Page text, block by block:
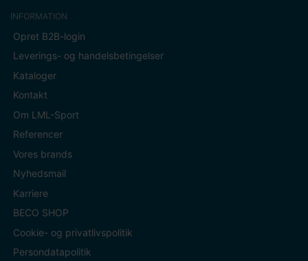
INFORMATION
Opret B2B-login
Leverings- og handelsbetingelser
Kataloger
Kontakt
Om LML-Sport
Referencer
Vores brands
Nyhedsmail
Karriere
BECO SHOP
Cookie- og privatlivspolitik
Persondatapolitik